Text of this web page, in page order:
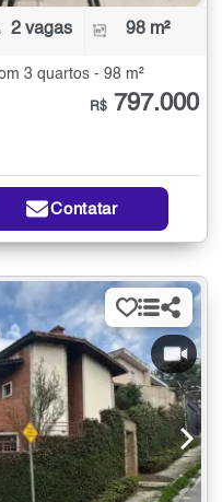
2 vagas 98 m²
3 quartos - 98 m²
R$ 797.000
Contatar